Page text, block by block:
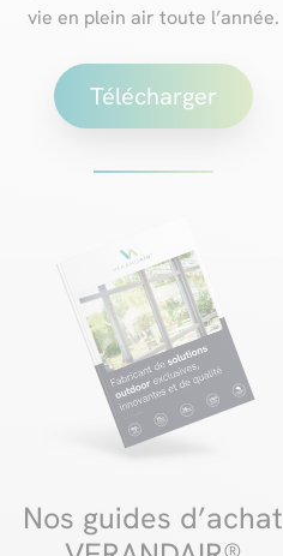
vie en plein air toute l’année.
Télécharger
Nos guides d’achat